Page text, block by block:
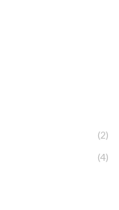
(2)
(4)